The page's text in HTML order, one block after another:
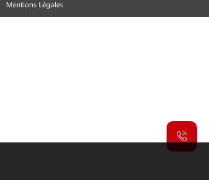
Mentions Légales